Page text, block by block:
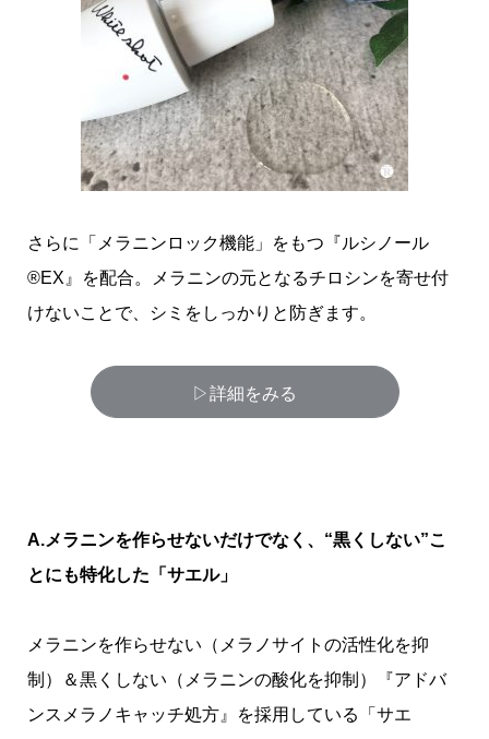
さらに「メラニンロック機能」をもつ『ルシノール
®EX』を配合。メラニンの元となるチロシンを寄せ付
けないことで、シミをしっかりと防ぎます。
▷詳細をみる
A.メラニンを作らせないだけでなく、“黒くしない”こ
とにも特化した「サエル」
メラニンを作らせない（メラノサイトの活性化を抑
制）＆黒くしない（メラニンの酸化を抑制）『アドバ
ンスメラノキャッチ処方』を採用している「サエ